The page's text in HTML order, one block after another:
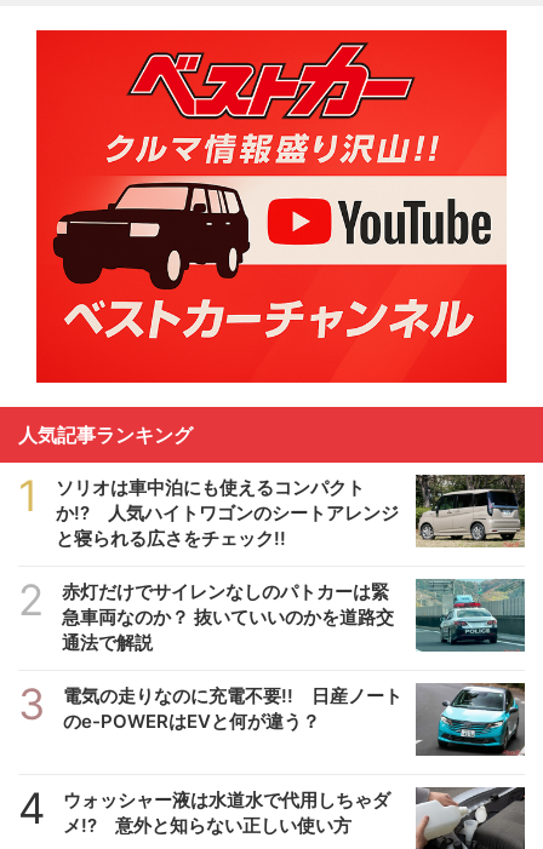
人気記事ランキング
1
ソリオは車中泊にも使えるコンパクト
か!? 人気ハイトワゴンのシートアレンジ
と寝られる広さをチェック!!
2
赤灯だけでサイレンなしのパトカーは緊
急車両なのか？ 抜いていいのかを道路交
通法で解説
3
電気の走りなのに充電不要!! 日産ノート
のe-POWERはEVと何が違う？
4
ウォッシャー液は水道水で代用しちゃダ
メ!? 意外と知らない正しい使い方